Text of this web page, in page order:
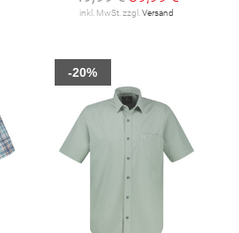
inkl. MwSt. zzgl.Versand
-20%